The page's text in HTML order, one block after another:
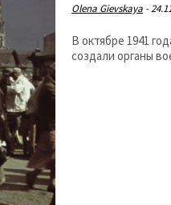
Olena Gievskaya -
В октябре 1941
создали органы